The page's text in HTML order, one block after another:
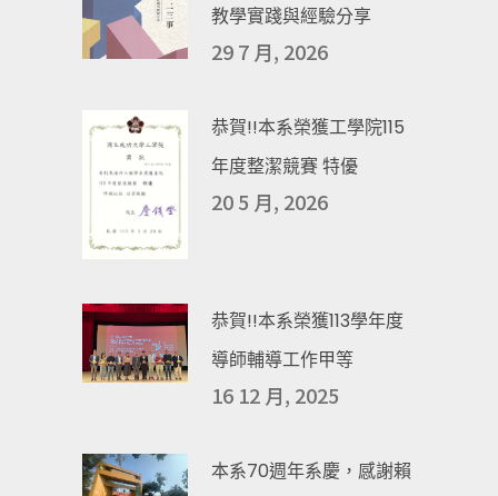
教學實踐與經驗分享
29 7 月, 2026
恭賀!!本系榮獲工學院115
年度整潔競賽 特優
20 5 月, 2026
恭賀!!本系榮獲113學年度
導師輔導工作甲等
16 12 月, 2025
本系70週年系慶，感謝賴